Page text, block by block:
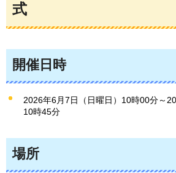
式
開催日時
2026年6月7日（日曜日）10時00分～
10時45分
場所